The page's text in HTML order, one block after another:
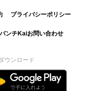
プライバシーポリシー
ンチKaiお問い合わせ
ウンロード